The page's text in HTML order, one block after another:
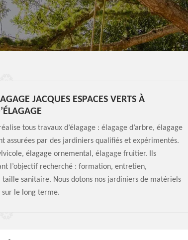
JACQUES ESPACES VERTS À
tous travaux d’élagage : élagage d’arbre, élagage
assurées par des jardiniers qualifiés et expérimentés.
élagage ornemental, élagage fruitier. Ils
l’objectif recherché : formation, entretien,
sanitaire. Nous dotons nos jardiniers de matériels
le long terme.